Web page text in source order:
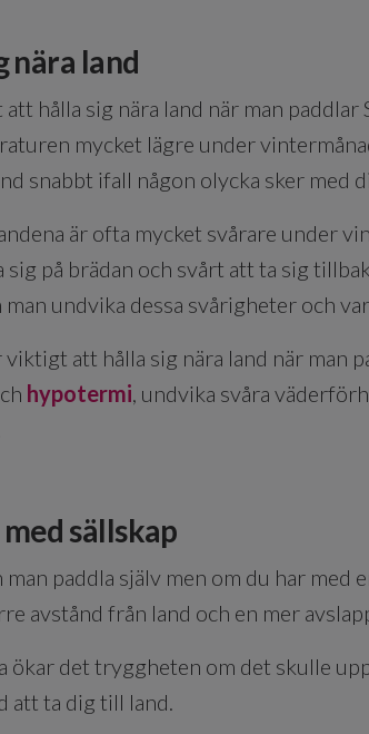
nära land
hålla sig nära land när man
mycket lägre under
snabbt ifall någon olycka sker med
är ofta mycket svårare under
sig på brädan och svårt att ta sig
man undvika dessa svårigheter och
att hålla sig nära land när man
hypotermi, undvika svåra
sällskap
man paddla själv men om du har
avstånd från land och en mer
ökar det tryggheten om det skulle
att ta dig till land.